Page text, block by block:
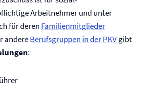
Arbeitnehmer und unter
für deren Familienmitglieder
andereBerufsgruppen in der PKVgibt
: